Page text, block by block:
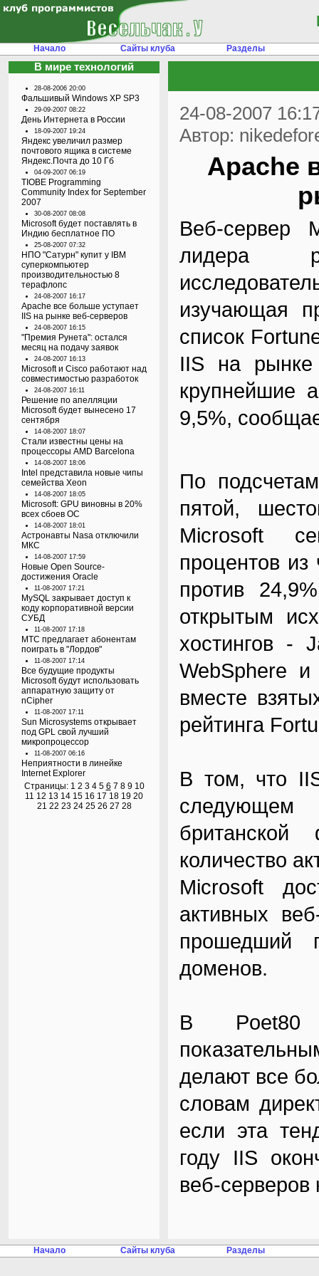
Начало Сайты клуба Разделы
В мире технологий
28-08-2006 20:00
Фальшивый Windows XP SP3
29-09-2007 08:22
День Интернета в России
18-09-2007 19:24
Яндекс увеличил размер
почтового ящика в системе
Яндекс.Почта до 10 Гб
04-09-2007 06:19
TIOBE Programming
Community Index for September
2007
30-08-2007 08:08
Microsoft будет поставлять в
Индию бесплатное ПО
25-08-2007 07:32
НПО "Сатурн" купит у IBM
суперкомпьютер
производительностью 8
терафлопс
24-08-2007 16:17
Apache все больше уступает
IIS на рынке веб-серверов
24-08-2007 16:15
"Премия Рунета": остался
месяц на подачу заявок
24-08-2007 16:13
Microsoft и Cisco работают над
совместимостью разработок
24-08-2007 16:11
Решение по апелляции
Microsoft будет вынесено 17
сентября
14-08-2007 18:07
Стали известны цены на
процессоры AMD Barcelona
14-08-2007 18:06
Intel представила новые чипы
семейства Xeon
14-08-2007 18:05
Microsoft: GPU виновны в 20%
всех сбоев ОС
14-08-2007 18:01
Астронавты Nasa отключили
МКС
14-08-2007 17:59
Новые Open Source-
достижения Oracle
11-08-2007 17:21
MySQL закрывает доступ к
коду корпоративной версии
СУБД
11-08-2007 17:18
МТС предлагает абонентам
поиграть в "Лордов"
11-08-2007 17:14
Все будущие продукты
Microsoft будут использовать
аппаратную защиту от
nCipher
11-08-2007 17:11
Sun Microsystems открывает
под GPL свой лучший
микропроцессор
11-08-2007 06:16
Неприятности в линейке
Internet Explorer
Страницы: 1 2 3 4 5 6 7 8 9 10
11 12 13 14 15 16 17 18 19 20
21 22 23 24 25 26 27 28
24-08-2007
Автор:
Apache
Веб-сервер
лидера
изучающая
список
IIS на рынке
крупнейшие
9,5%,
По
пятой,
Microsoft
процентов
против
открытым
хостингов -
WebSphere
вместе
рейтинга
В том, что
количество
Microsoft
активных
прошедший
доменов.
В Poet80
делают все
словам
если эта
году IIS
веб-
Начало Сайты клуба Разделы